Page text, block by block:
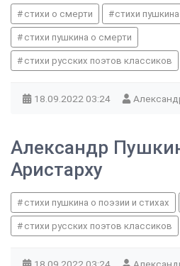
стихи о смерти стихи
стихи пушкина о смерти
стихи русских поэтов классиков
18.09.2022 03:24
Александр
Аристарху
стихи пушкина о поэзии и стихах
стихи русских поэтов классиков